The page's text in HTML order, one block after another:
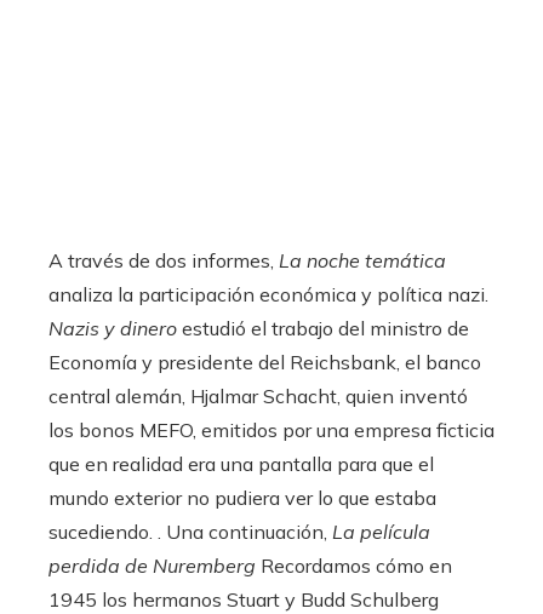
A través de dos informes, La noche temática
analiza la participación económica y política nazi.
Nazis y dinero estudió el trabajo del ministro de
Economía y presidente del Reichsbank, el banco
central alemán, Hjalmar Schacht, quien inventó
los bonos MEFO, emitidos por una empresa ficticia
que en realidad era una pantalla para que el
mundo exterior no pudiera ver lo que estaba
sucediendo. . Una continuación, La película
perdida de Nuremberg Recordamos cómo en
1945 los hermanos Stuart y Budd Schulberg